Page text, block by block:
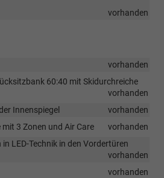
vorhanden
vorhanden
60:40 mit Skidurchreiche
vorhanden
Innenspiegel
vorhanden
3 Zonen und Air Care
vorhanden
LED-Technik in den Vordertüren
vorhanden
vorhanden